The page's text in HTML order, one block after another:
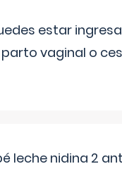
estar
vaginal o
leche nidina 2